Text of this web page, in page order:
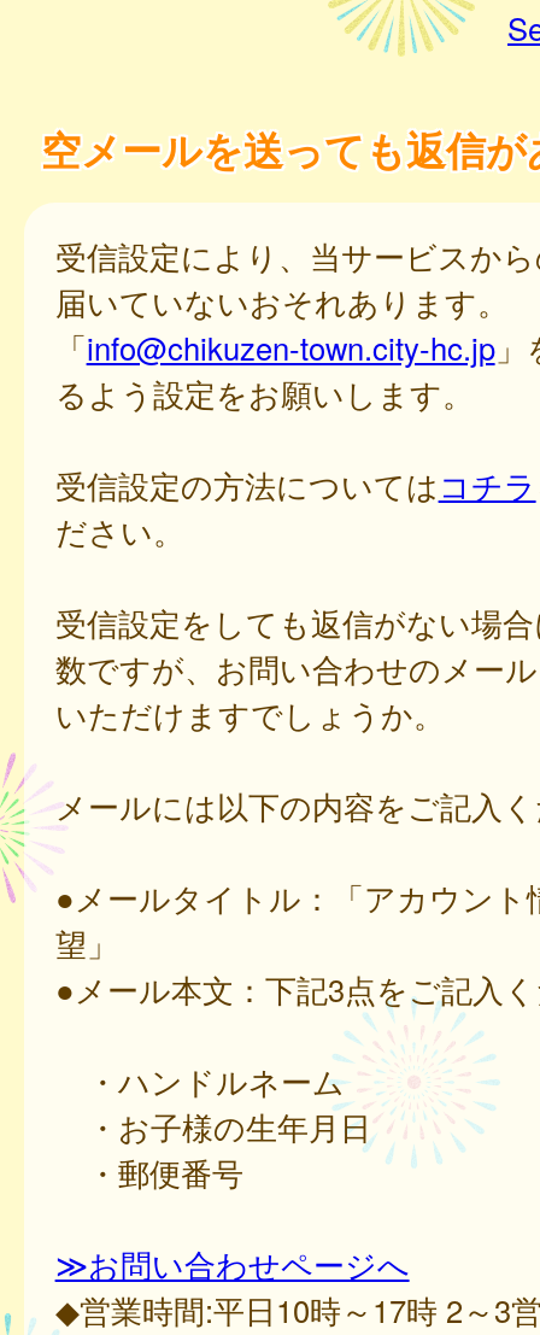
空メールを送っても返信
受信設定により、当サービスか
届いていないおそれあります。
「info@chikuzen-town.city-hc.jp」
るよう設定をお願いします。
受信設定の方法についてはコチラ
ださい。
受信設定をしても返信がない場
数ですが、お問い合わせのメー
いただけますでしょうか。
メールには以下の内容をご記入
●メールタイトル：「アカウント
望」
●メール本文：下記3点をご記入
・ハンドルネーム
・お子様の生年月日
・郵便番号
≫お問い合わせページへ
◆営業時間:平日10時～17時 2～3